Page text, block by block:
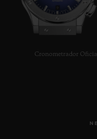
Cronometrador